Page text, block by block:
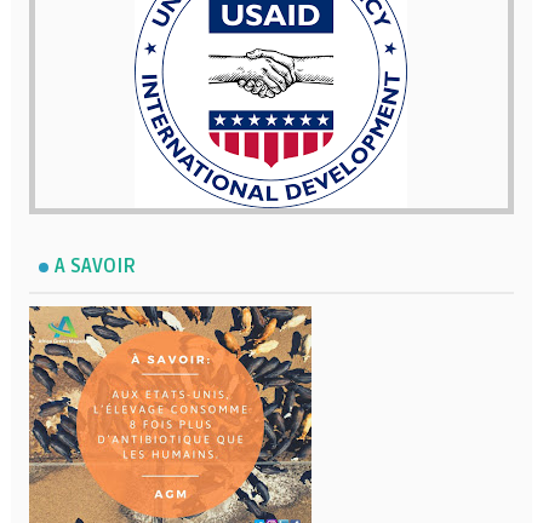
A SAVOIR